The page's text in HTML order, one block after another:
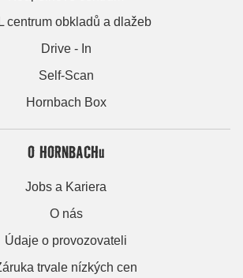
centrum obkladů a dlažeb
Drive - In
Self-Scan
Hornbach Box
O HORNBACHu
Jobs a Kariera
O nás
Údaje o provozovateli
trvale nízkých cen